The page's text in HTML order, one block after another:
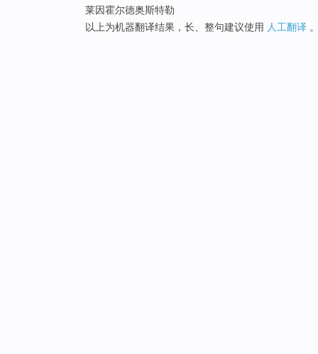
莱因霍尔德奥斯特勒
以上为机器翻译结果，长、整句建议使用 人工翻译